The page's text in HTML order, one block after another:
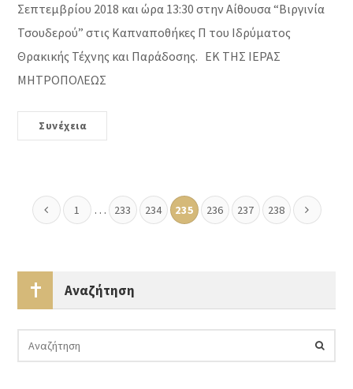
Σεπτεμβρίου 2018 και ώρα 13:30 στην Αίθουσα “Βιργινία
Τσουδερού” στις Καπναποθήκες Π του Ιδρύματος
Θρακικής Τέχνης και Παράδοσης. ΕΚ ΤΗΣ ΙΕΡΑΣ
ΜΗΤΡΟΠΟΛΕΩΣ
Συνέχεια
1 … 233 234 235 236 237 238
Αναζήτηση